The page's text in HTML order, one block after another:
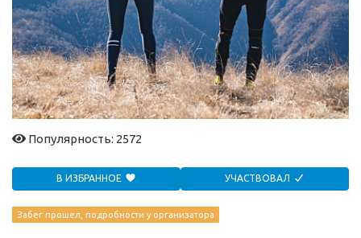
Популярность: 2572
В ИЗБРАННОЕ УЧАСТВОВАЛ
Забег прошел, подробности у организатора